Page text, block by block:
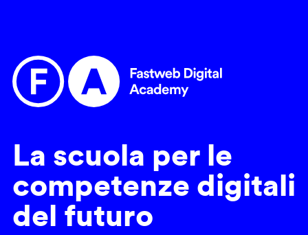
La scuola per le
competenze digitali
del futuro